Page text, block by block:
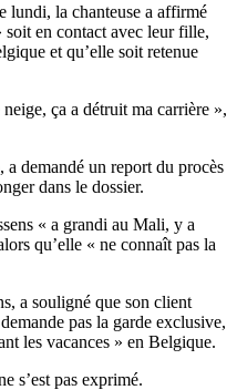
lundi, la chanteuse a affirmé
soit en contact avec leur fille,
et qu’elle soit retenue
ça a détruit ma carrière »,
demandé un report du procès
dans le dossier.
« a grandi au Mali, y a
qu’elle « ne connaît pas la
a souligné que son client
pas la garde exclusive,
les vacances » en Belgique.
s’est pas exprimé.